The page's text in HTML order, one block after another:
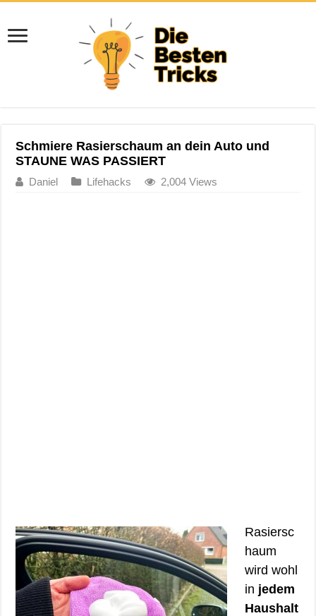
Schmiere Rasierschaum an dein Auto und
STAUNE WAS PASSIERT
Daniel Lifehacks 2,004 Views
Rasiersc
haum
wird wohl
in jedem
Haushalt